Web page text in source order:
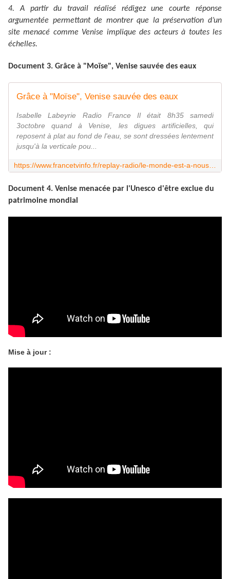
4. A partir du travail réalisé rédigez une courte réponse
argumentée permettant de montrer que la préservation d’un
site menacé comme Venise implique des acteurs à toutes les
échelles.
Document 3. Grâce à "Moïse", Venise sauvée des eaux
Grâce à "Moïse", Venise sauvée des eaux
Isabelle Labeyrie Radio France Il était 8h35 samedi
3octobre quand à Venise, les digues artificielles, qui
reposent à plat au fond de l'eau, se sont dressées lentement
jusqu'à la verticale pou...
Document 4. Venise menacée par l'Unesco d'être exclue du
patrimoine mondial
Mise à jour :